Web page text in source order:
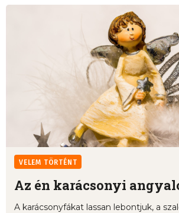
VELEM TÖRTÉNT
Az én karácsonyi
A karácsonyfákat lassan lebontjuk, a